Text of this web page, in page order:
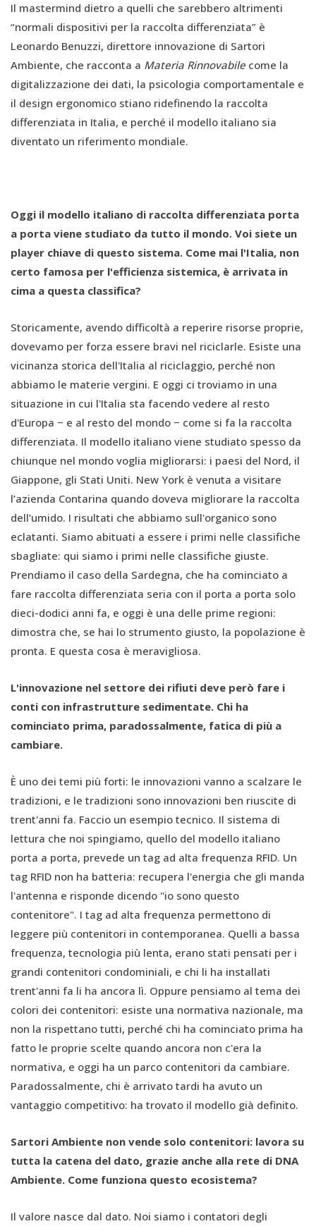
Il mastermind dietro a quelli che sarebbero altrimenti
“normali dispositivi per la raccolta differenziata” è
Leonardo Benuzzi, direttore innovazione di Sartori
Ambiente, che racconta a Materia Rinnovabile come la
digitalizzazione dei dati, la psicologia comportamentale e
il design ergonomico stiano ridefinendo la raccolta
differenziata in Italia, e perché il modello italiano sia
diventato un riferimento mondiale.
Oggi il modello italiano di raccolta differenziata porta
a porta viene studiato da tutto il mondo. Voi siete un
player chiave di questo sistema. Come mai l'Italia, non
certo famosa per l'efficienza sistemica, è arrivata in
cima a questa classifica?
Storicamente, avendo difficoltà a reperire risorse proprie,
dovevamo per forza essere bravi nel riciclarle. Esiste una
vicinanza storica dell'Italia al riciclaggio, perché non
abbiamo le materie vergini. E oggi ci troviamo in una
situazione in cui l'Italia sta facendo vedere al resto
d'Europa − e al resto del mondo − come si fa la raccolta
differenziata. Il modello italiano viene studiato spesso da
chiunque nel mondo voglia migliorarsi: i paesi del Nord, il
Giappone, gli Stati Uniti. New York è venuta a visitare
l’azienda Contarina quando doveva migliorare la raccolta
dell’umido. I risultati che abbiamo sull'organico sono
eclatanti. Siamo abituati a essere i primi nelle classifiche
sbagliate: qui siamo i primi nelle classifiche giuste.
Prendiamo il caso della Sardegna, che ha cominciato a
fare raccolta differenziata seria con il porta a porta solo
dieci-dodici anni fa, e oggi è una delle prime regioni:
dimostra che, se hai lo strumento giusto, la popolazione è
pronta. E questa cosa è meravigliosa.
L'innovazione nel settore dei rifiuti deve però fare i
conti con infrastrutture sedimentate. Chi ha
cominciato prima, paradossalmente, fatica di più a
cambiare.
È uno dei temi più forti: le innovazioni vanno a scalzare le
tradizioni, e le tradizioni sono innovazioni ben riuscite di
trent'anni fa. Faccio un esempio tecnico. Il sistema di
lettura che noi spingiamo, quello del modello italiano
porta a porta, prevede un tag ad alta frequenza RFID. Un
tag RFID non ha batteria: recupera l'energia che gli manda
l'antenna e risponde dicendo "io sono questo
contenitore". I tag ad alta frequenza permettono di
leggere più contenitori in contemporanea. Quelli a bassa
frequenza, tecnologia più lenta, erano stati pensati per i
grandi contenitori condominiali, e chi li ha installati
trent'anni fa li ha ancora lì. Oppure pensiamo al tema dei
colori dei contenitori: esiste una normativa nazionale, ma
non la rispettano tutti, perché chi ha cominciato prima ha
fatto le proprie scelte quando ancora non c'era la
normativa, e oggi ha un parco contenitori da cambiare.
Paradossalmente, chi è arrivato tardi ha avuto un
vantaggio competitivo: ha trovato il modello già definito.
Sartori Ambiente non vende solo contenitori: lavora su
tutta la catena del dato, grazie anche alla rete di DNA
Ambiente. Come funziona questo ecosistema?
Il valore nasce dal dato. Noi siamo i contatori degli